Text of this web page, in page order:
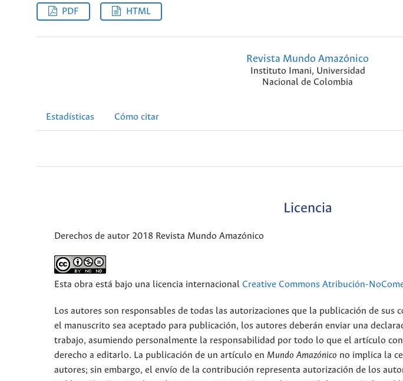
PDF HTML
Revista Mundo Amazónico
Instituto Imani, Universidad
Nacional de Colombia
Estadísticas Cómo citar
Licencia
Derechos de autor 2018 Revista Mundo Amazónico
Esta obra está bajo una licencia internacional Creative Commons Atribución-
Los autores son responsables de todas las autorizaciones que la publicación de sus
el manuscrito sea aceptado para publicación, los autores deberán enviar una
trabajo, asumiendo personalmente la responsabilidad por todo lo que el artículo
derecho a editarlo. La publicación de un artículo en Mundo Amazónico no implica la
autores; sin embargo, el envío de la contribución representa autorización de los